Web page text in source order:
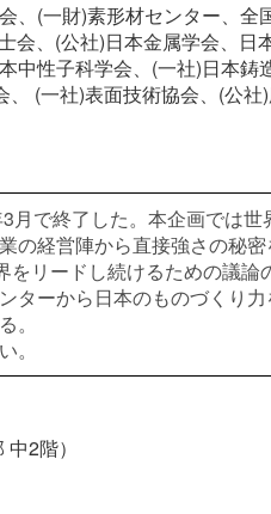
、(一財)素形材センター、全
、(公社)日本金属学会、日
性子科学会、(一社)日本鋳
(一社)表面技術協会、(公
で終了した。本企画では
の経営陣から直接強さの秘
リードし続けるための議論
ターから日本のものづくり
。
。
2階）